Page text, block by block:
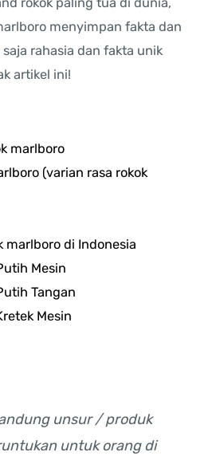
menyimpan fakta dan
rahasia dan fakta unik
artikel ini!
marlboro
(varian rasa rokok
marlboro di Indonesia
Mesin
Tangan
Mesin
unsur / produk
untuk orang di